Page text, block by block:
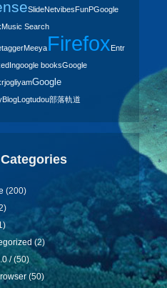
SlideNetvibesFunPGoogle
Music Search
MeeyaFirefoxEntrepreneurship
google booksGoogle
jogliyamGoogle
tudou部落軌道
Categories
(200)
(2)
/(50)
(50)